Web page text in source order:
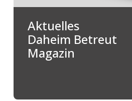
Aktuelles
Daheim Betreut
Magazin